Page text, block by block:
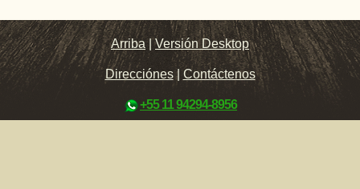
Arriba |Versión Desktop
Direcciónes| Contáctenos
+55 11 94294-8956